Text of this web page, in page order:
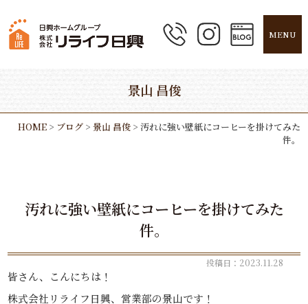
MENU
景山 昌俊
HOME> ブログ> 景山 昌俊> 汚れに強い壁紙にコーヒーを掛けてみた
件。
汚れに強い壁紙にコーヒーを掛けてみた
件。
投稿日：2023.11.28
皆さん、こんにちは！
株式会社リライフ日興、営業部の景山です！